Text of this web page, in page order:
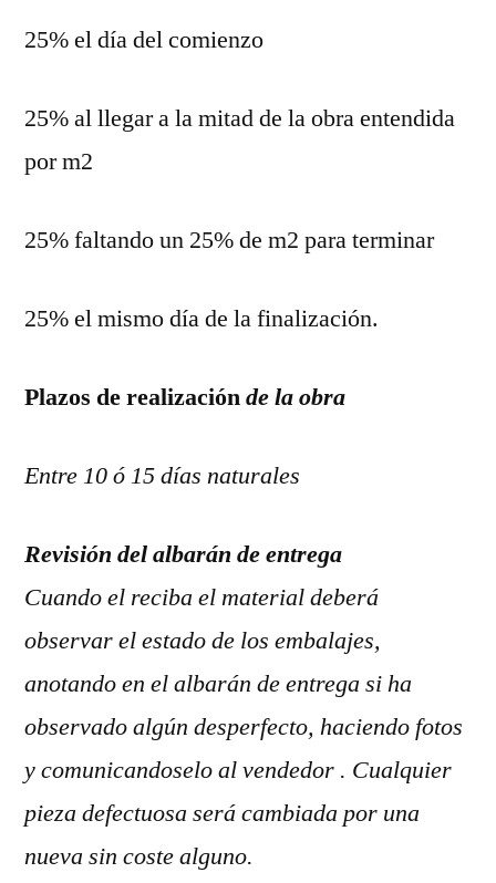
25% el día del comienzo
25% al llegar a la mitad de la obra entendida
por m2
25% faltando un 25% de m2 para terminar
25% el mismo día de la finalización.
Plazos de realizaciónde la obra
Entre 10 ó 15 días naturales
Revisión del albarán de entrega
Cuando el reciba el material deberá
observar el estado de los embalajes,
anotando en el albarán de entrega si ha
observado algún desperfecto, haciendo fotos
y comunicandoselo al vendedor . Cualquier
pieza defectuosa será cambiada por una
nueva sin coste alguno.